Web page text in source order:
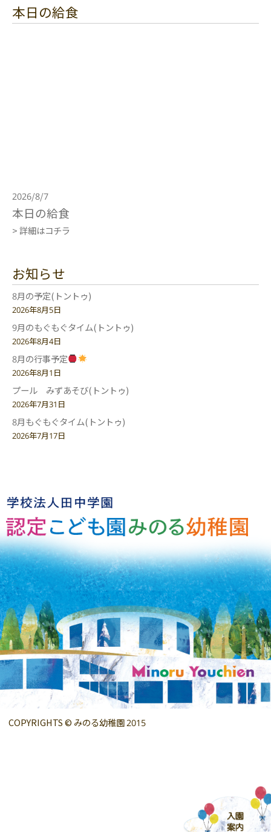
本日の給食
2026/8/7
本日の給食
> 詳細はコチラ
お知らせ
8月の予定(トントゥ)
2026年8月5日
9月のもぐもぐタイム(トントゥ)
2026年8月4日
8月の行事予定
2026年8月1日
プール みずあそび(トントゥ)
2026年7月31日
8月もぐもぐタイム(トントゥ)
2026年7月17日
COPYRIGHTS © みのる幼稚園 2015